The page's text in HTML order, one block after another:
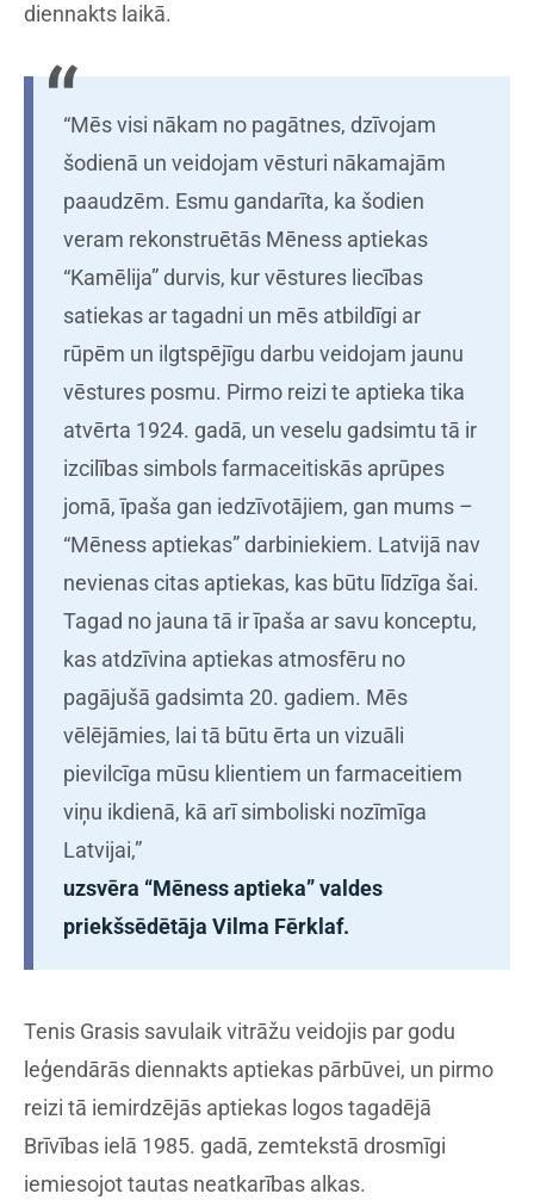
diennakts laikā.
“Mēs visi nākam no pagātnes, dzīvojam
šodienā un veidojam vēsturi nākamajām
paaudzēm. Esmu gandarīta, ka šodien
veram rekonstruētās Mēness aptiekas
“Kamēlija” durvis, kur vēstures liecības
satiekas ar tagadni un mēs atbildīgi ar
rūpēm un ilgtspējīgu darbu veidojam jaunu
vēstures posmu. Pirmo reizi te aptieka tika
atvērta 1924. gadā, un veselu gadsimtu tā ir
izcilības simbols farmaceitiskās aprūpes
jomā, īpaša gan iedzīvotājiem, gan mums –
“Mēness aptiekas” darbiniekiem. Latvijā nav
nevienas citas aptiekas, kas būtu līdzīga šai.
Tagad no jauna tā ir īpaša ar savu konceptu,
kas atdzīvina aptiekas atmosfēru no
pagājušā gadsimta 20. gadiem. Mēs
vēlējāmies, lai tā būtu ērta un vizuāli
pievilcīga mūsu klientiem un farmaceitiem
viņu ikdienā, kā arī simboliski nozīmīga
Latvijai,”
uzsvēra “Mēness aptieka” valdes
priekšsēdētāja Vilma Fērklaf.
Tenis Grasis savulaik vitrāžu veidojis par godu
leģendārās diennakts aptiekas pārbūvei, un pirmo
reizi tā iemirdzējās aptiekas logos tagadējā
Brīvības ielā 1985. gadā, zemtekstā drosmīgi
iemiesojot tautas neatkarības alkas.